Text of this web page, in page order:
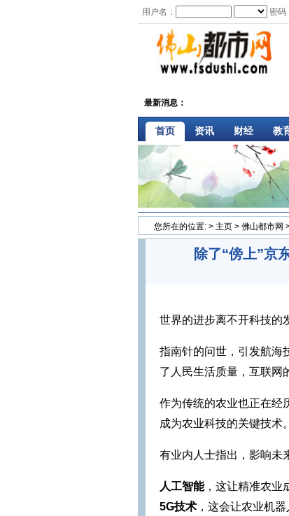
用户名： 密码
最新消息：
首页 资讯 财经 教
您所在的位置: > 主页 > 佛山都市网
除了“傍上”京
世界的进步离不开科技的
指南针的问世，引发航海
了人民生活质量，互联网
作为传统的农业也正在经
成为农业科技的关键技术。
有业内人士指出，影响未
人工智能，这让精准农业
5G技术 ，这会让农业机